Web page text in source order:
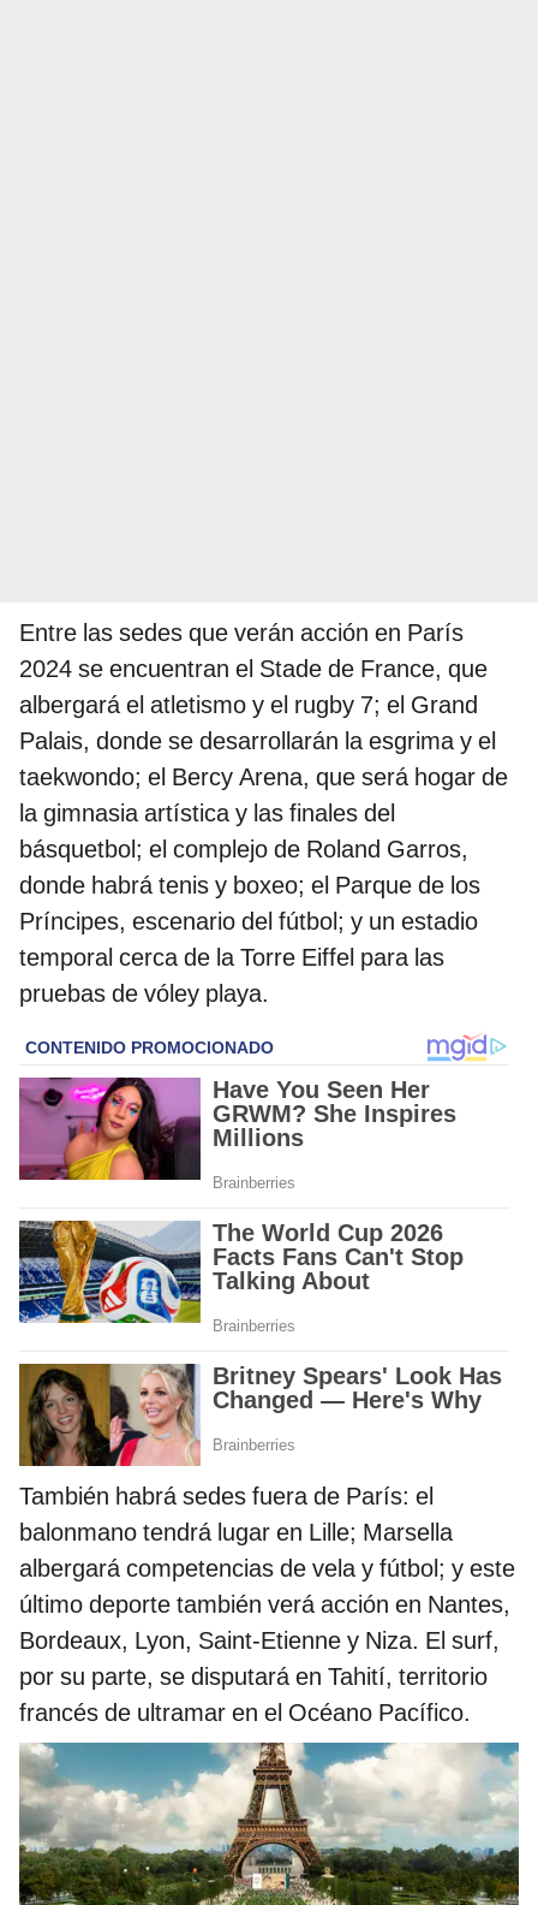
Entre las sedes que verán acción en París
2024 se encuentran el Stade de France, que
albergará el atletismo y el rugby 7; el Grand
Palais, donde se desarrollarán la esgrima y el
taekwondo; el Bercy Arena, que será hogar de
la gimnasia artística y las finales del
básquetbol; el complejo de Roland Garros,
donde habrá tenis y boxeo; el Parque de los
Príncipes, escenario del fútbol; y un estadio
temporal cerca de la Torre Eiffel para las
pruebas de vóley playa.
También habrá sedes fuera de París: el
balonmano tendrá lugar en Lille; Marsella
albergará competencias de vela y fútbol; y este
último deporte también verá acción en Nantes,
Bordeaux, Lyon, Saint-Etienne y Niza. El surf,
por su parte, se disputará en Tahití, territorio
francés de ultramar en el Océano Pacífico.